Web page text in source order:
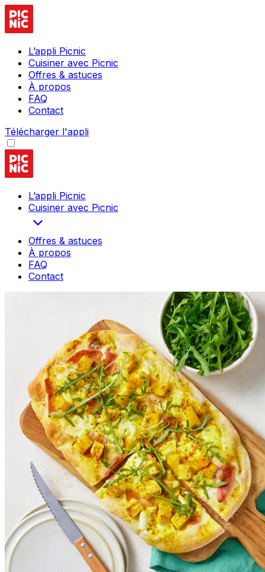
L’appli Picnic
Cuisiner avec Picnic
Offres & astuces
À propos
FAQ
Contact
Télécharger l'appli
L’appli Picnic
Cuisiner avec Picnic
Offres & astuces
À propos
FAQ
Contact